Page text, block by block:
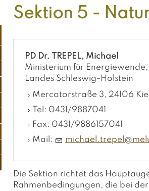
Sektion 5 -
PD Dr. TREPEL, Michael
Ministerium für
Landes Schleswig-Holstein
Mercatorstraße 3, 24106 Kiel
Tel: 0431/9887041
Fax: 0431/9886157041
Mail:
m ch tr p m
Die Sektion richtet das
Rahmenbedingungen, die bei